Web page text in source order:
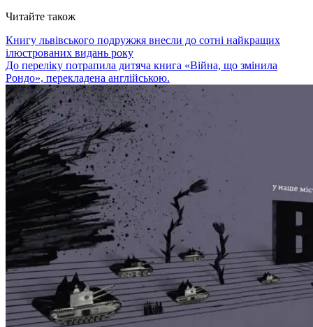
Читайте також
Книгу львівського подружжя внесли до сотні найкращих
ілюстрованих видань року
До переліку потрапила дитяча книга «Війна, що змінила
Рондо», перекладена англійською.